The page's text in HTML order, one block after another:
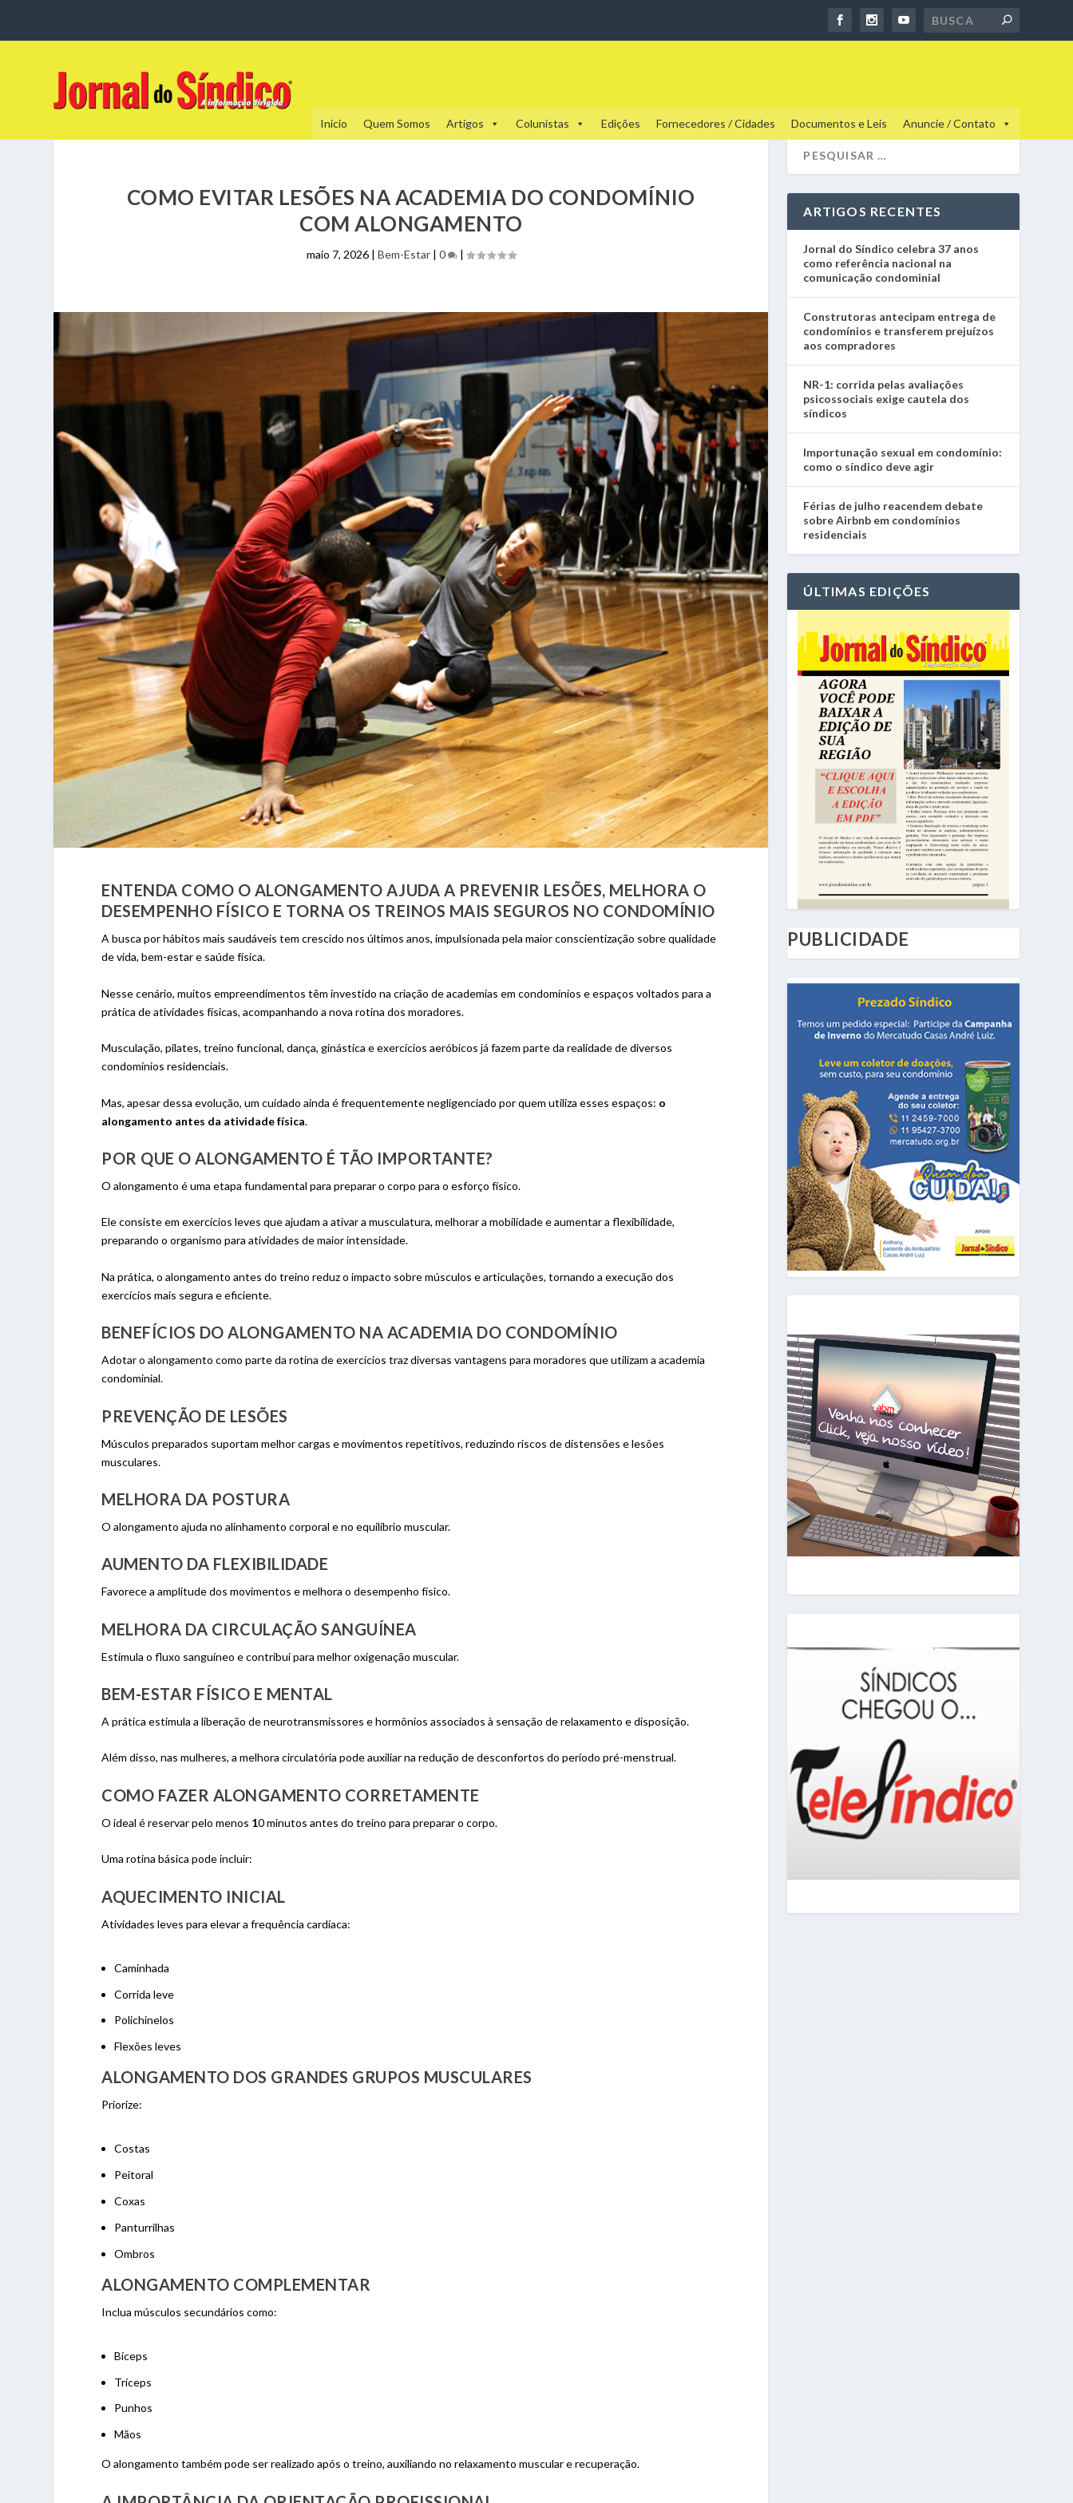
Início Quem Somos Artigos Colunistas Edições Fornecedores / Cidades Documentos e Leis Anuncie / Contato
COMO EVITAR LESÕES NA ACADEMIA DO CONDOMÍNIO
COM ALONGAMENTO
maio 7, 2026| Bem-Estar| 0 |
ENTENDA COMO O ALONGAMENTO AJUDA A PREVENIR LESÕES, MELHORA O
DESEMPENHO FÍSICO E TORNA OS TREINOS MAIS SEGUROS NO CONDOMÍNIO
A busca por hábitos mais saudáveis tem crescido nos últimos anos, impulsionada pela maior conscientização sobre qualidade
de vida, bem-estar e saúde física.
Nesse cenário, muitos empreendimentos têm investido na criação de academias em condomínios e espaços voltados para a
prática de atividades físicas, acompanhando a nova rotina dos moradores.
Musculação, pilates, treino funcional, dança, ginástica e exercícios aeróbicos já fazem parte da realidade de diversos
condomínios residenciais.
Mas, apesar dessa evolução, um cuidado ainda é frequentemente negligenciado por quem utiliza esses espaços: o
alongamento antes da atividade física.
POR QUE O ALONGAMENTO É TÃO IMPORTANTE?
O alongamento é uma etapa fundamental para preparar o corpo para o esforço físico.
Ele consiste em exercícios leves que ajudam a ativar a musculatura, melhorar a mobilidade e aumentar a flexibilidade,
preparando o organismo para atividades de maior intensidade.
Na prática, o alongamento antes do treino reduz o impacto sobre músculos e articulações, tornando a execução dos
exercícios mais segura e eficiente.
BENEFÍCIOS DO ALONGAMENTO NA ACADEMIA DO CONDOMÍNIO
Adotar o alongamento como parte da rotina de exercícios traz diversas vantagens para moradores que utilizam a academia
condominial.
PREVENÇÃO DE LESÕES
Músculos preparados suportam melhor cargas e movimentos repetitivos, reduzindo riscos de distensões e lesões
musculares.
MELHORA DA POSTURA
O alongamento ajuda no alinhamento corporal e no equilíbrio muscular.
AUMENTO DA FLEXIBILIDADE
Favorece a amplitude dos movimentos e melhora o desempenho físico.
MELHORA DA CIRCULAÇÃO SANGUÍNEA
Estimula o fluxo sanguíneo e contribui para melhor oxigenação muscular.
BEM-ESTAR FÍSICO E MENTAL
A prática estimula a liberação de neurotransmissores e hormônios associados à sensação de relaxamento e disposição.
Além disso, nas mulheres, a melhora circulatória pode auxiliar na redução de desconfortos do período pré-menstrual.
COMO FAZER ALONGAMENTO CORRETAMENTE
O ideal é reservar pelo menos 10 minutos antes do treino para preparar o corpo.
Uma rotina básica pode incluir:
AQUECIMENTO INICIAL
Atividades leves para elevar a frequência cardíaca:
Caminhada
Corrida leve
Polichinelos
Flexões leves
ALONGAMENTO DOS GRANDES GRUPOS MUSCULARES
Priorize:
Costas
Peitoral
Coxas
Panturrilhas
Ombros
ALONGAMENTO COMPLEMENTAR
Inclua músculos secundários como:
Bíceps
Tríceps
Punhos
Mãos
O alongamento também pode ser realizado após o treino, auxiliando no relaxamento muscular e recuperação.
ARTIGOS RECENTES
Jornal do Síndico celebra 37 anos
como referência nacional na
comunicação condominial
Construtoras antecipam entrega de
condomínios e transferem prejuízos
aos compradores
NR-1: corrida pelas avaliações
psicossociais exige cautela dos
síndicos
Importunação sexual em condomínio:
como o síndico deve agir
Férias de julho reacendem debate
sobre Airbnb em condomínios
residenciais
ÚLTIMAS EDIÇÕES
PUBLICIDADE